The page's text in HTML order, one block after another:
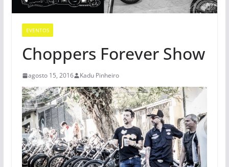
EVENTOS
Choppers Forever Show
agosto 15, 2016 Kadu Pinheiro